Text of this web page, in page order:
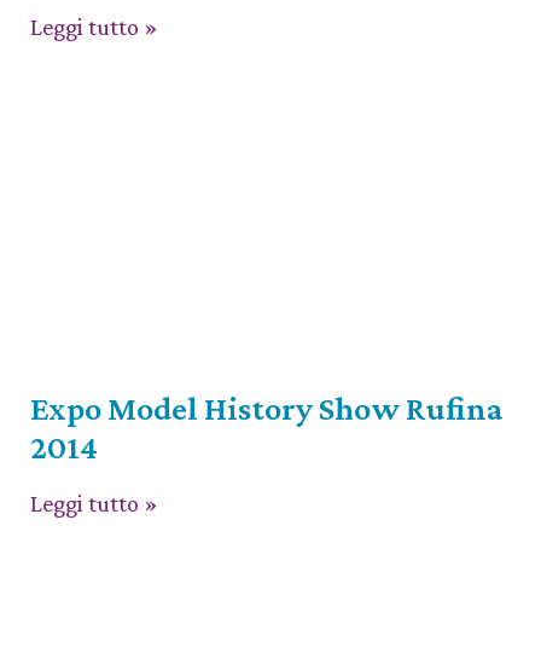
Leggi tutto »
Expo Model History Show Rufina
2014
Leggi tutto »